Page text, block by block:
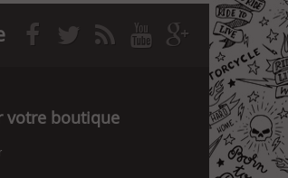
votre boutique